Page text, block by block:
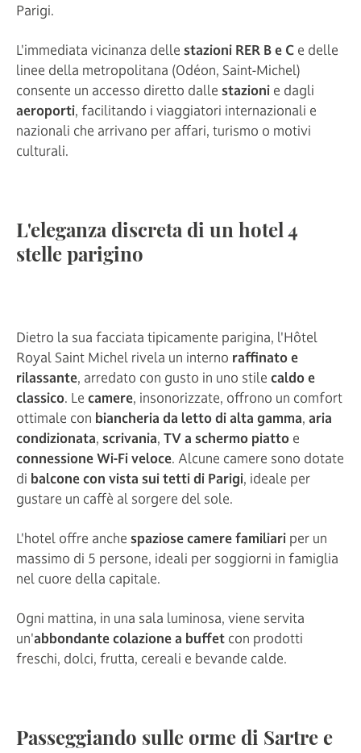
Parigi.
L'immediata vicinanza delle stazioni RER B e C e delle
linee della metropolitana (Odéon, Saint-Michel)
consente un accesso diretto dalle stazioni e dagli
aeroporti, facilitando i viaggiatori internazionali e
nazionali che arrivano per affari, turismo o motivi
culturali.
L'eleganza discreta di un hotel 4
stelle parigino
Dietro la sua facciata tipicamente parigina, l'Hôtel
Royal Saint Michel rivela un interno raffinato e
rilassante, arredato con gusto in uno stile caldo e
classico. Le camere, insonorizzate, offrono un comfort
ottimale con biancheria da letto di alta gamma, aria
condizionata, scrivania, TV a schermo piatto e
connessione Wi-Fi veloce. Alcune camere sono dotate
di balcone con vista sui tetti di Parigi, ideale per
gustare un caffè al sorgere del sole.
L'hotel offre anche spaziose camere familiari per un
massimo di 5 persone, ideali per soggiorni in famiglia
nel cuore della capitale.
Ogni mattina, in una sala luminosa, viene servita
un'abbondante colazione a buffet con prodotti
freschi, dolci, frutta, cereali e bevande calde.
Passeggiando sulle orme di Sartre e